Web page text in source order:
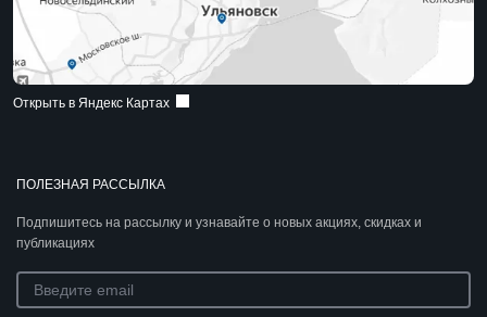
ПОЛЕЗНАЯ РАССЫЛКА
Подпишитесь на рассылку и узнавайте о новых акциях, скидках и
публикациях
Открыть в Яндекс Картах